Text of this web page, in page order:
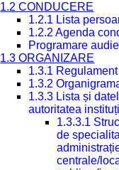
1.2 CONDUCERE
1.2.1 Lista
1.2.2 Agenda
Programare
1.3 ORGANIZARE
1.3.1
1.3.2
1.3.3 Lista și
autoritatea
1.3.3.1
de
centrale/